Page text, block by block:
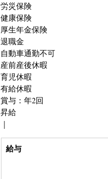
労災保険
健康保険
厚生年金保険
退職金
自動車通勤不可
産前産後休暇
育児休暇
有給休暇
賞与：年2回
昇給
｜
給与